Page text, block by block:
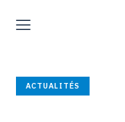
Page d’accueil
ACTUALITÉS